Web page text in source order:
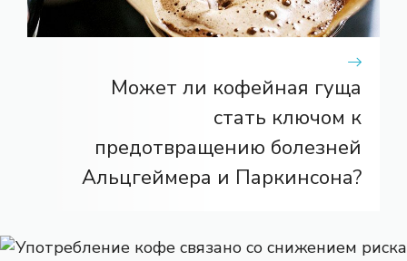
Может ли кофейная гуща
стать ключом к
предотвращению болезней
Альцгеймера и Паркинсона?